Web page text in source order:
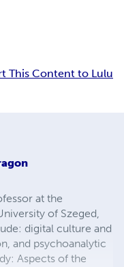
This Content to Lulu
at the
of Szeged,
digital culture and
and psychoanalytic
Aspects of the